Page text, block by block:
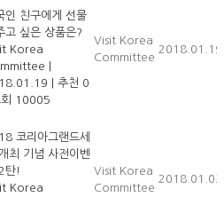
인 친구에게 선물
고 싶은 상품은?
Korea
추천 0
회 10005
Visit Korea
Committee
2018.01.19
코리아그랜드세
최 기념 사전이벤
탄!
Korea
Visit Korea
Committee
2018.01.03